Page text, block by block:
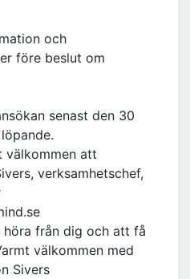
och
före beslut om
senast den 30
välkommen att
verksamhetschef,
från dig och att få
välkommen med
Sivers